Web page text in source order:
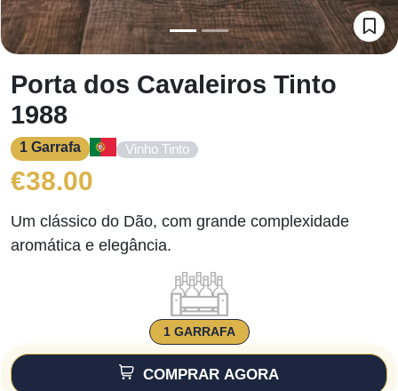
Porta dos Cavaleiros Tinto
1988
1 Garrafa Vinho Tinto
€38.00
Um clássico do Dão, com grande complexidade
aromática e elegância.
1 GARRAFA
COMPRAR AGORA